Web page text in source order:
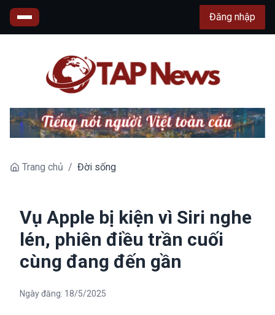
Đăng nhập
Trang chủ / Đời sống
Vụ Apple bị kiện vì Siri nghe
lén, phiên điều trần cuối
cùng đang đến gần
Ngày đăng: 18/5/2025